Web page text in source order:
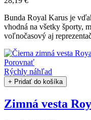
Bunda Royal Karus je
vhodná na všetky športy,
voľnočasový aj
Porovnať
Rýchly náhľad
+ Pridať do košíka
Zimná vesta